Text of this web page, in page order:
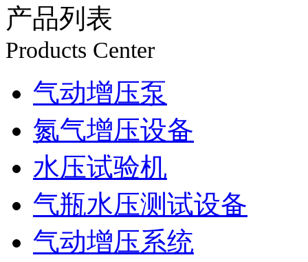
产品列表
Products Center
气动增压泵
氮气增压设备
水压试验机
气瓶水压测试设备
气动增压系统